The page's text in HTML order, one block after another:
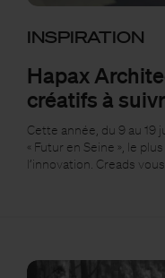
INSPIRATION
Hapax
créatifs à
Cette année, du 9 au 19
« Futur en Seine », le
l’innovation. Creads